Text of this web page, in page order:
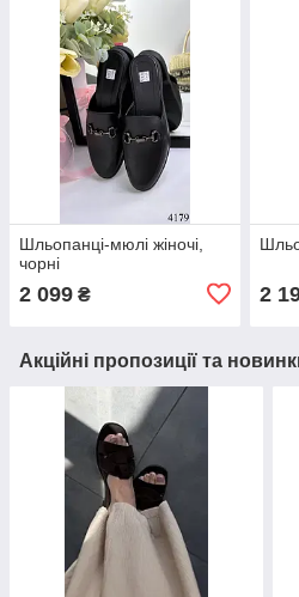
Шльопанці-мюлі жіночі,
чорні
2 099 ₴ 2
Акційні пропозиції та